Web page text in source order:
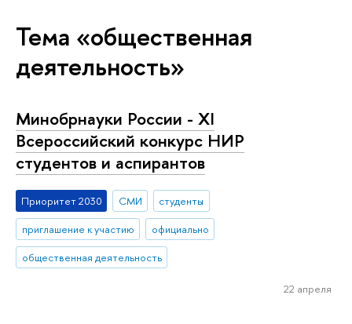
Тема «общественная
деятельность»
Минобрнауки России - XI
Всероссийский конкурс НИР
студентов и аспирантов
Приоритет 2030 СМИ
студенты
приглашение к участию
официально
общественная деятельность
22 апреля